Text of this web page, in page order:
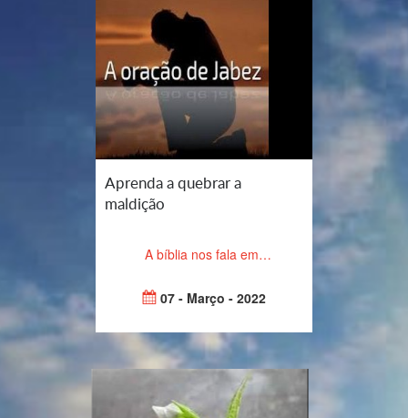
Aprenda a quebrar a
maldição
A bíblia nos fala em…
07 - Março - 2022